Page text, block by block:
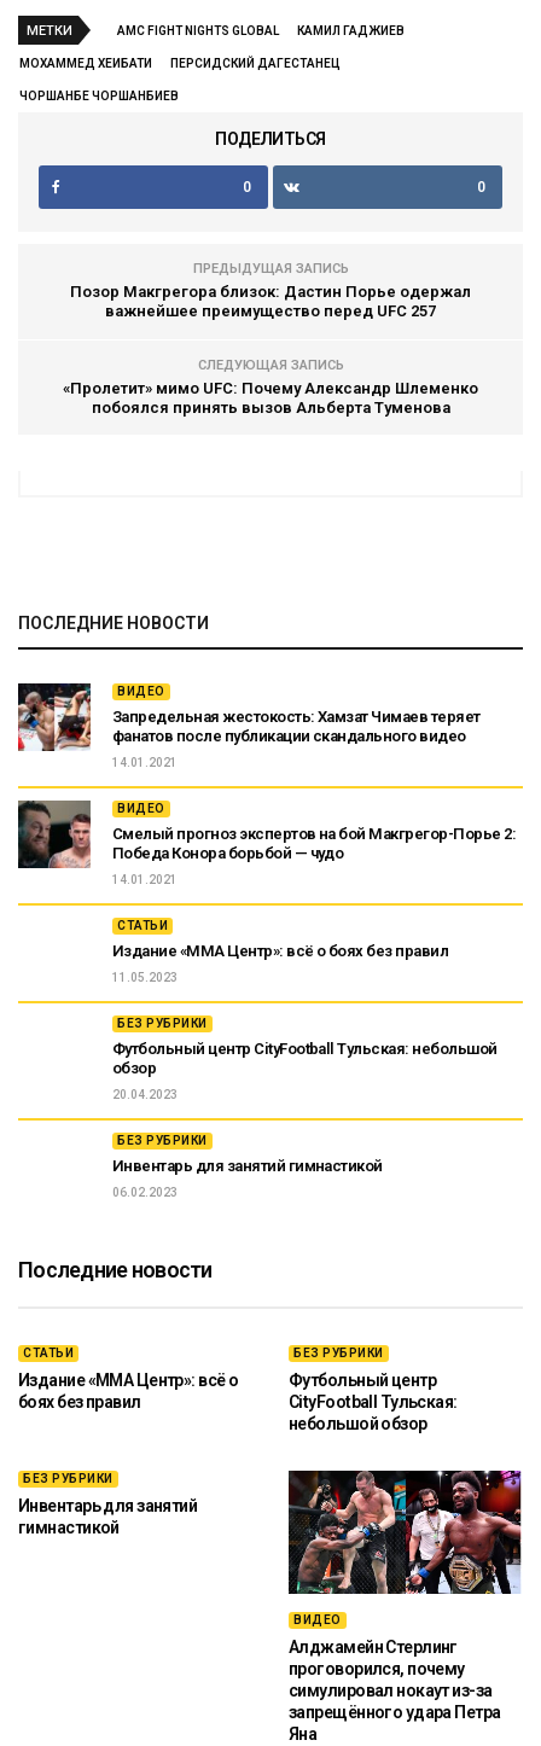
МЕТКИ AMC FIGHT NIGHTS GLOBAL КАМИЛ ГАДЖИЕВ
МОХАММЕД ХЕИБАТИ ПЕРСИДСКИЙ ДАГЕСТАНЕЦ
ЧОРШАНБЕ ЧОРШАНБИЕВ
ПОДЕЛИТЬСЯ
0 0
ПРЕДЫДУЩАЯ ЗАПИСЬ
Позор Макгрегора близок: Дастин Порье одержал
важнейшее преимущество перед UFC 257
СЛЕДУЮЩАЯ ЗАПИСЬ
«Пролетит» мимо UFC: Почему Александр Шлеменко
побоялся принять вызов Альберта Туменова
ПОСЛЕДНИЕ НОВОСТИ
ВИДЕО
Запредельная жестокость: Хамзат Чимаев теряет
фанатов после публикации скандального видео
14.01.2021
ВИДЕО
Смелый прогноз экспертов на бой Макгрегор-Порье 2:
Победа Конора борьбой — чудо
14.01.2021
СТАТЬИ
Издание «ММА Центр»: всё о боях без правил
11.05.2023
БЕЗ РУБРИКИ
Футбольный центр CityFootball Тульская: небольшой
обзор
20.04.2023
БЕЗ РУБРИКИ
Инвентарь для занятий гимнастикой
06.02.2023
Последние новости
СТАТЬИ
Издание «ММА Центр»: всё о
боях без правил
БЕЗ РУБРИКИ
Футбольный центр
CityFootball Тульская:
небольшой обзор
БЕЗ РУБРИКИ
Инвентарь для занятий
гимнастикой
ВИДЕО
Алджамейн Стерлинг
проговорился, почему
симулировал нокаут из-за
запрещённого удара Петра
Яна